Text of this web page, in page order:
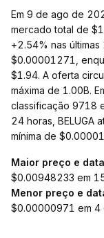
Em 9 de ago de
mercado total de
+2.54% nas últimas
$0.00001271,
$1.94. A oferta
máxima de 1.00B.
classificação 9718
24 horas, BELUGA
mínima de
Maior preço e data
$0.00948233 em
Menor preço e
$0.00000971 em